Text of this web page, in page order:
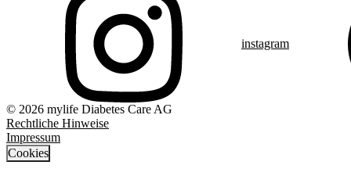
instagram
© 2026 mylife Diabetes Care AG
Rechtliche Hinweise
Impressum
Cookies